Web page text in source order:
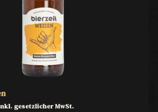
gesetzlicher MwSt.